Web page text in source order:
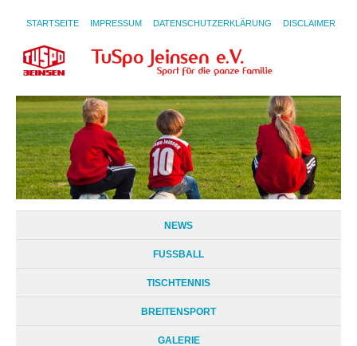
STARTSEITE IMPRESSUM DATENSCHUTZERKLÄRUNG DISCLAIMER
NEWS
FUSSBALL
TISCHTENNIS
BREITENSPORT
GALERIE